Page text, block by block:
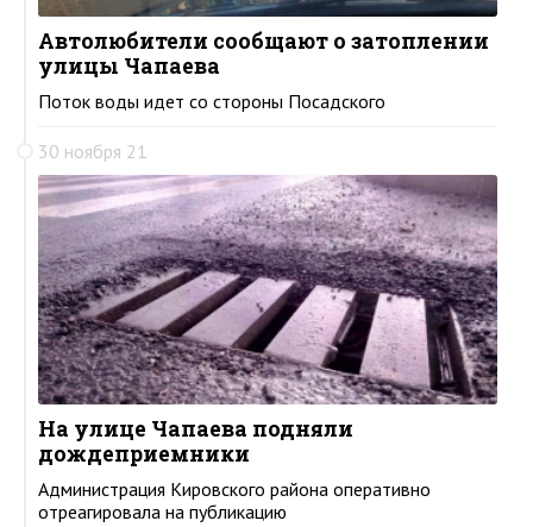
Автолюбители сообщают о затоплении
улицы Чапаева
Поток воды идет со стороны Посадского
30 ноября 21
На улице Чапаева подняли
дождеприемники
Администрация Кировского района оперативно
отреагировала на публикацию